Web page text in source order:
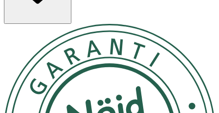
Ingredienser:
Aloe barbabensis leaf juice*, Olea europaea fruit oil*,
Glycerin*, Caprylic/Capric triglyceride , Olivoyl hydrolyzed
wheat protein, CocoCaprylate , Cetearyl alcohol, Glyceryl
oleate, Glyceryl stearate, Helianthus annuus seed oil* ,
Hippophae rhamnoides seed oil*, Litsea cubeba fruit oil*,
Rosmarinus officinalis leaf oil* , Lactic acid , Tocopherol,
Betasitosterol, Squalene, Rosa damascena flower oil*,